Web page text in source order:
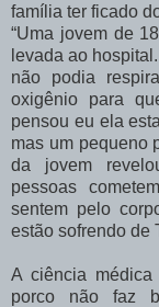
família ter ficado
“Uma jovem de
levada ao
não podia
oxigênio para
pensou eu ela
mas um pequeno
da jovem
pessoas
sentem pelo
estão sofrendo de
A ciência
porco não faz